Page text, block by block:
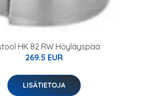
HK 82 RW Höyläyspää
269.5 EUR
LISÄTIETOJA